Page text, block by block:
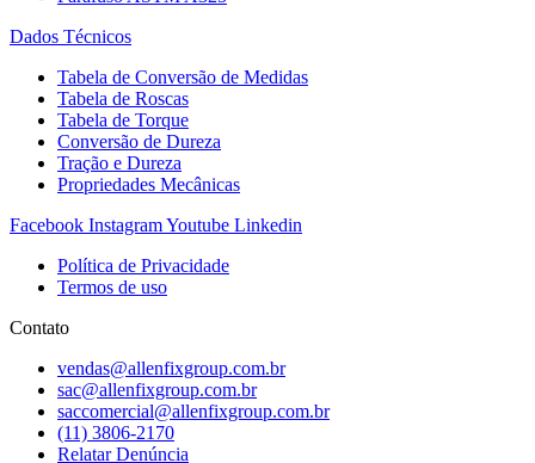
Dados Técnicos
Tabela de Conversão de Medidas
Tabela de Roscas
Tabela de Torque
Conversão de Dureza
Tração e Dureza
Propriedades Mecânicas
Facebook InstagramYoutube Linkedin
Política de Privacidade
Termos de uso
Contato
vendas@allenfixgroup.com.br
sac@allenfixgroup.com.br
saccomercial@allenfixgroup.com.br
(11) 3806-2170
Relatar Denúncia